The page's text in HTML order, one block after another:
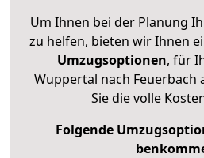
Um Ihnen bei der Planung
zu helfen, bieten wir Ihnen
Umzugsoptionen, für
Wuppertal nach Feuerbach
Sie die volle
Folgende